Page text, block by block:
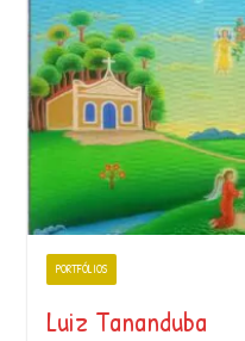
PORTFÓLIOS
Luiz Tananduba